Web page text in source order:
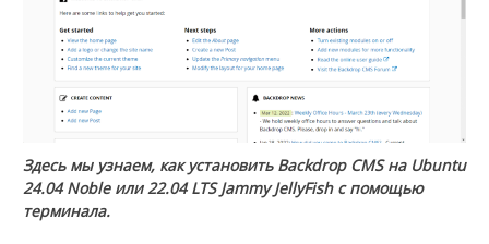
Здесь мы узнаем, как установить Backdrop CMS на Ubuntu
24.04 Noble или 22.04 LTS Jammy JellyFish с помощью
терминала.